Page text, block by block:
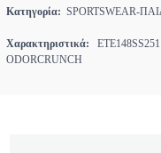
Κατηγορία: SPORTSWEAR-
Χαρακτηριστικά:
ODORCRUNCH